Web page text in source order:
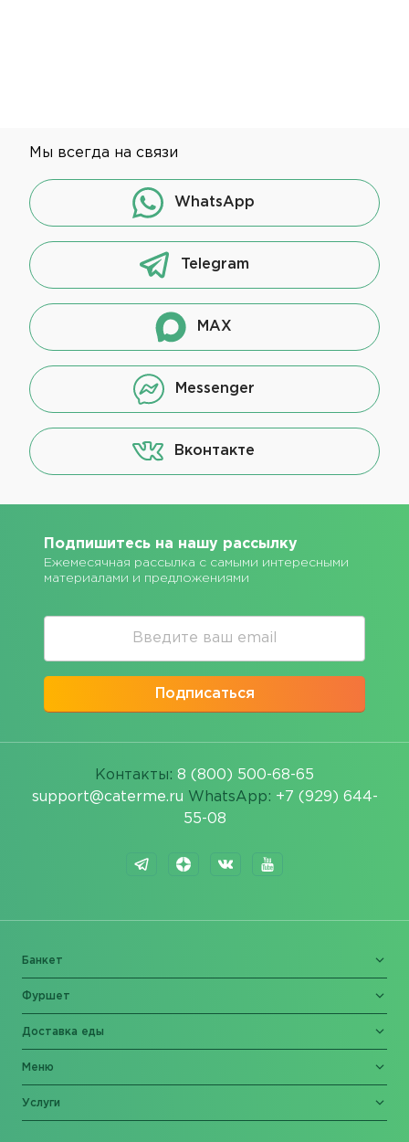
Мы всегда на связи
WhatsApp
Telegram
MAX
Messenger
Вконтакте
Подпишитесь на нашу рассылку
Ежемесячная рассылка с самыми интересными
материалами и предложениями
Подписаться
Контакты: 8 (800) 500-68-65
support@caterme.ru WhatsApp: +7 (929) 644-
55-08
Банкет
Фуршет
Доставка еды
Меню
Услуги